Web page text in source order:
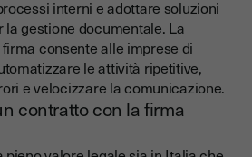
interni e adottare soluzioni
gestione documentale. La
consente alle imprese di
le attività ripetitive,
e velocizzare la comunicazione.
contratto con la firma